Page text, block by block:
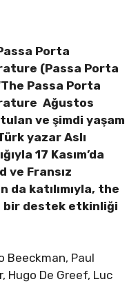
Porta
(Passa Porta
Passa Porta
Ağustos
ve şimdi yaşam
yazar Aslı
17 Kasım’da
ve Fransız
da katılımıyla, the
bir destek etkinliği
Beeckman, Paul
Hugo De Greef, Luc